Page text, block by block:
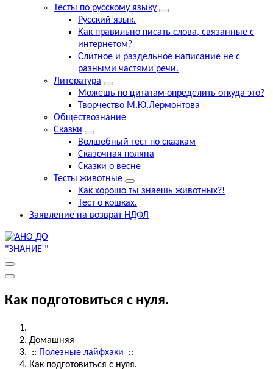
Тесты по русскому языку
Русский язык.
Как правильно писать слова, связанные с
интернетом?
Слитное и раздельное написание не с
разными частями речи.
Литература
Можешь по цитатам определить откуда это?
Творчество М.Ю.Лермонтова
Обществознание
Сказки
Волшебный тест по сказкам
Сказочная поляна
Сказки о весне
Тесты животные
Как хорошо ты знаешь животных?!
Тест о кошках.
Заявление на возврат НДФЛ
Как подготовиться с нуля.
Домашняя
:: Полезные лайфхаки ::
Как подготовиться с нуля.